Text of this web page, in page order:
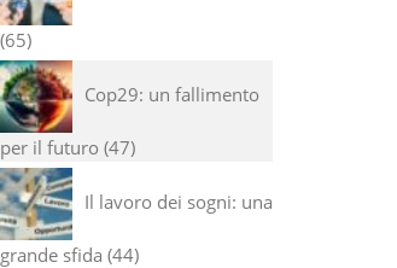
65
Cop29: un fallimento
per il futuro 47
Il lavoro dei sogni: una
grande sfida 44